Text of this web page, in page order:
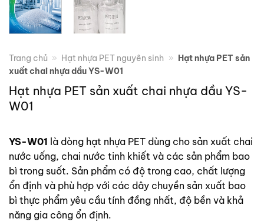
Trang chủ » Hạt nhựa PET nguyên sinh » Hạt nhựa PET sản
xuất chai nhựa dầu YS-W01
Hạt nhựa PET sản xuất chai nhựa dầu YS-
W01
YS-W01 là dòng hạt nhựa PET dùng cho sản xuất chai
nước uống, chai nước tinh khiết và các sản phẩm bao
bì trong suốt. Sản phẩm có độ trong cao, chất lượng
ổn định và phù hợp với các dây chuyền sản xuất bao
bì thực phẩm yêu cầu tính đồng nhất, độ bền và khả
năng gia công ổn định.